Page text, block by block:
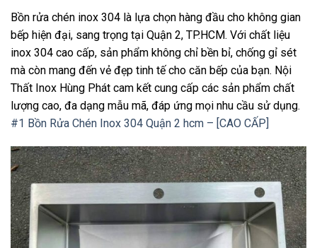
Bồn rửa chén inox 304 là lựa chọn hàng đầu cho không gian
bếp hiện đại, sang trọng tại Quận 2, TP.HCM. Với chất liệu
inox 304 cao cấp, sản phẩm không chỉ bền bỉ, chống gỉ sét
mà còn mang đến vẻ đẹp tinh tế cho căn bếp của bạn. Nội
Thất Inox Hùng Phát cam kết cung cấp các sản phẩm chất
lượng cao, đa dạng mẫu mã, đáp ứng mọi nhu cầu sử dụng.
#1 Bồn Rửa Chén Inox 304 Quận 2 hcm – [CAO CẤP]